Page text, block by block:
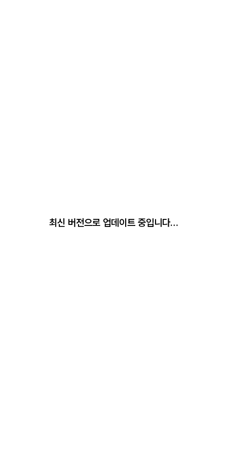
최신 버전으로 업데이트 중입니다…